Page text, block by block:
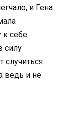
и Гена
к себе
силу
случиться
ведь и не